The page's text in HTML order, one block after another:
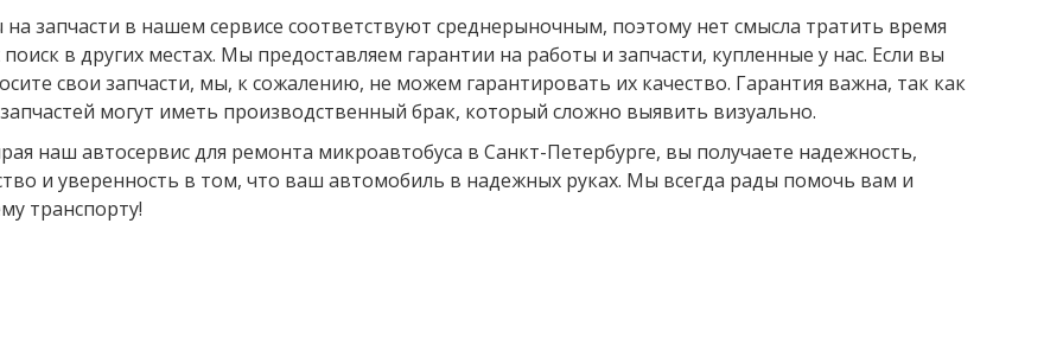
авто.
запчасти в нашем сервисе соответствуют среднерыночным, поэтому нет смысла тратить время
поиск в других местах. Мы предоставляем гарантии на работы и запчасти, купленные у нас. Если вы
свои запчасти, мы, к сожалению, не можем гарантировать их качество. Гарантия важна, так как
могут иметь производственный брак, который сложно выявить визуально.
наш автосервис для ремонта микроавтобуса в Санкт-Петербурге, вы получаете надежность,
и уверенность в том, что ваш автомобиль в надежных руках. Мы всегда рады помочь вам и
транспорту!